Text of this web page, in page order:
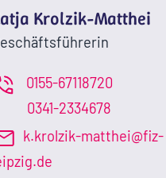
Krolzik-Matthei
0155-67118720
0341-2334678
k.krolzik-matthei@fiz-